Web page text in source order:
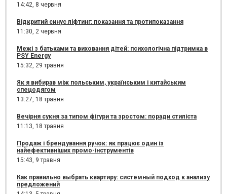
14:42, 8 червня
Відкритий синус ліфтинг: показання та протипоказання
11:30, 2 червня
Межі з батьками та виховання дітей: психологічна підтримка в
PSY Energy
15:32, 29 травня
Як я вибирав між польським, українським і китайським
спецодягом
13:27, 18 травня
Вечірня сукня за типом фігури та зростом: поради стиліста
11:13, 18 травня
Продаж і брендування ручок: як працює один із
найефективніших промо-інструментів
15:43, 9 травня
Как правильно выбрать квартиру: системный подход к анализу
предложений